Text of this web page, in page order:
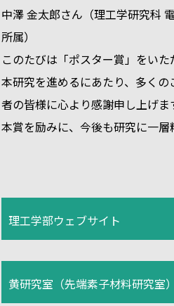
中澤 金太郎さん（理工学研究科
所属）
このたびは「ポスター賞」をいた
本研究を進めるにあたり、多く
者の皆様に心より感謝申し上げま
本賞を励みに、今後も研究に一層
理工学部ウェブサイト
黄研究室（先端素子材料研究室